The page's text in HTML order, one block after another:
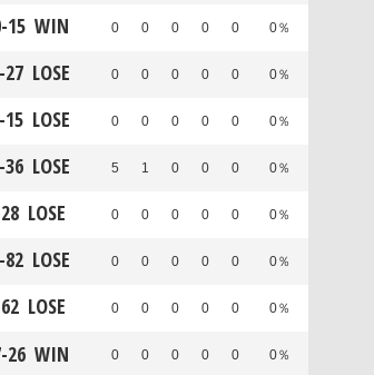
-15 WIN 0 0 0 0 0 0％
-27 LOSE 0 0 0 0 0 0％
-15 LOSE 0 0 0 0 0 0％
-36 LOSE 5 1 0 0 0 0％
28 LOSE 0 0 0 0 0 0％
-82 LOSE 0 0 0 0 0 0％
62 LOSE 0 0 0 0 0 0％
-26 WIN 0 0 0 0 0 0％